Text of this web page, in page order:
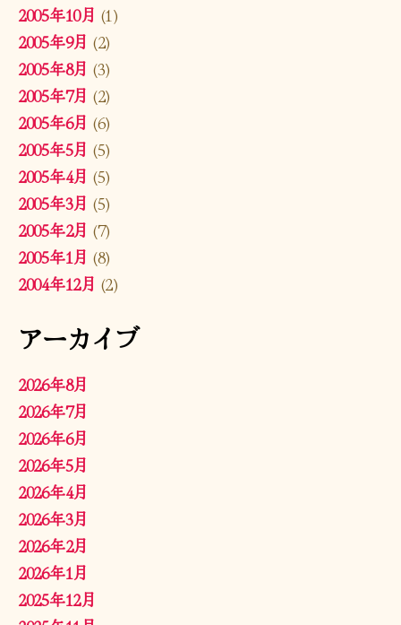
2005年10月 (1)
2005年9月 (2)
2005年8月 (3)
2005年7月 (2)
2005年6月 (6)
2005年5月 (5)
2005年4月 (5)
2005年3月 (5)
2005年2月 (7)
2005年1月 (8)
2004年12月 (2)
アーカイブ
2026年8月
2026年7月
2026年6月
2026年5月
2026年4月
2026年3月
2026年2月
2026年1月
2025年12月